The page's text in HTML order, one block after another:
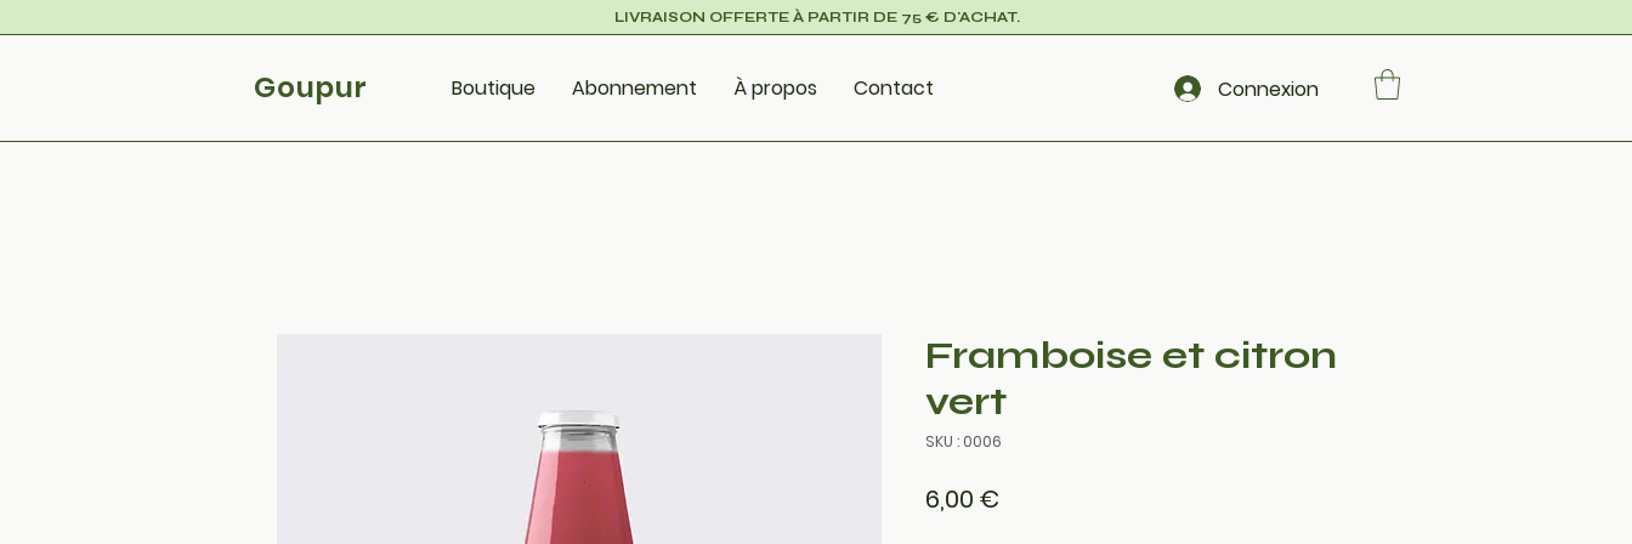
LIVRAISON OFFERTE À PARTIR DE 75 € D'ACHAT.
Goupur Boutique Abonnement À propos Contact Connexion
Framboise et citron
vert
SKU : 0006
6,00 €